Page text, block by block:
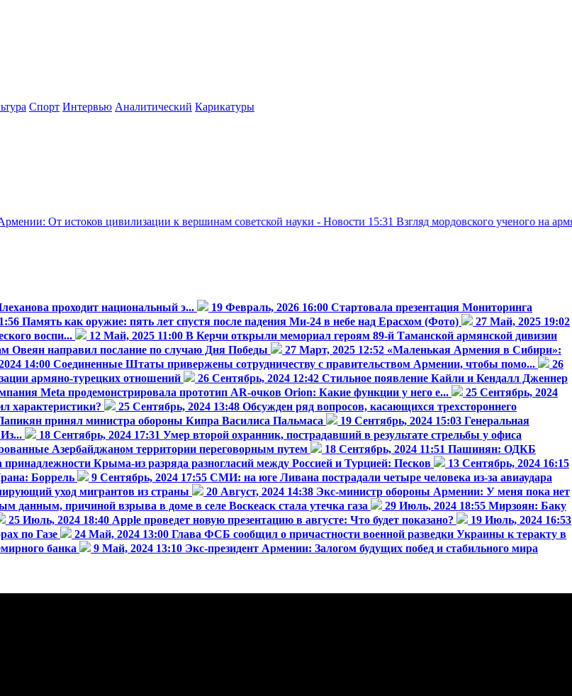
Спорт Интервью Аналитический Карикатуры
цивилизации к вершинам советской науки - Новости15:31Взгляд мордовского ученого на армянское
проходит национальный э... 19 Февраль, 2026 16:00 Стартовала презентация Мониторинга
Память как оружие: пять лет спустя после падения Ми-24 в небе над Ерасхом (Фото)
27 Май, 2025 19:02
воспи...
12 Май, 2025 11:00 В Керчи открыли мемориал героям 89-й Таманской армянской дивизии
Овеян направил послание по случаю Дня Победы 27 Март, 2025 12:52 «Маленькая Армения в Сибири»:
14:00 Соединенные Штаты привержены сотрудничеству с правительством Армении, чтобы помо...
26
армяно-турецких отношений 26 Сентябрь, 2024 12:42 Стильное появление Кайли и Кендалл Дженнер
Meta продемонстрировала прототип AR-очков Orion: Какие функции у него е...
25 Сентябрь, 2024
характеристики? 25 Сентябрь, 2024 13:48 Обсужден ряд вопросов, касающихся трехстороннего
принял министра обороны Кипра Василиса Пальмаса 19 Сентябрь, 2024 15:03 Генеральная
18 Сентябрь, 2024 17:31 Умер второй охранник, пострадавший в результате стрельбы у офиса
Азербайджаном территории переговорным путем 18 Сентябрь, 2024 11:51 Пашинян: ОДКБ
принадлежности Крыма-из разряда разногласий между Россией и Турцией: Песков
13 Сентябрь, 2024 16:15
Боррель
9 Сентябрь, 2024 17:55 СМИ: на юге Ливана пострадали четыре человека из-за авиаудара
уход мигрантов из страны 20 Август, 2024 14:38 Экс-министр обороны Армении: У меня пока нет
данным, причиной взрыва в доме в селе Воскеаск стала утечка газа 29 Июль, 2024 18:55 Мирзоян: Баку
25 Июль, 2024 18:40 Apple проведет новую презентацию в августе: Что будет показано?
19 Июль, 2024 16:53
по Газе
24 Май, 2024 13:00 Глава ФСБ сообщил о причастности военной разведки Украины к теракту в
банка 9 Май, 2024 13:10 Экс-президент Армении: Залогом будущих побед и стабильного мира